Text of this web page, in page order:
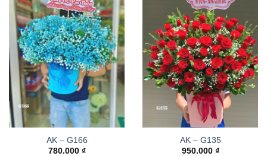
AK – G166
780.000 ₫
AK – G135
950.000 ₫